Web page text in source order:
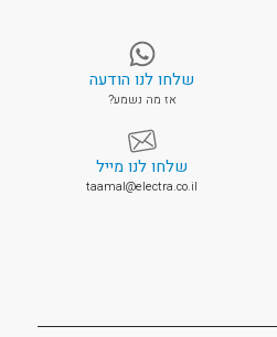
שלחו לנו הודעה
אז מה נשמע?
שלחו לנו מייל
taamal@electra.co.il